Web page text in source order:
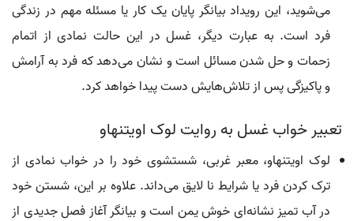
می‌شوید، این رویداد بیانگر پایان یک کار یا مسئله مهم در زندگی
فرد است. به عبارت دیگر، غسل در این حالت نمادی از اتمام
زحمات و حل شدن مسائل است و نشان می‌دهد که فرد به آرامش
و پاکیزگی پس از تلاش‌هایش دست پیدا خواهد کرد.
تعبیر خواب غسل به روایت لوک اویتنهاو
لوک اویتنهاو، معبر غربی، شستشوی خود را در خواب نمادی از
ترک کردن فرد یا شرایط نا لایق می‌داند. علاوه بر این، شستن خود
در آب تمیز نشانه‌ای خوش یمن است و بیانگر آغاز فصل جدیدی از